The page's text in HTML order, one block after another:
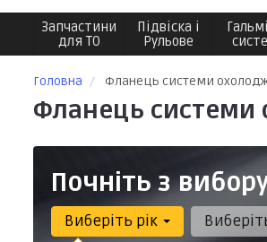
Запчастини
для ТО
Підвіска і
Рульове
Головна Фланець системи
Фланець системи
Почніть з
Виберіть рік